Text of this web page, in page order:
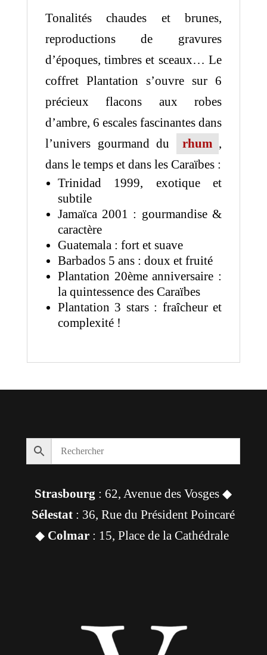
Tonalités chaudes et brunes,
reproductions de gravures
d’époques, timbres et sceaux… Le
coffret Plantation s’ouvre sur 6
précieux flacons aux robes
d’ambre, 6 escales fascinantes dans
l’univers gourmand du
rhum ,
dans le temps et dans les Caraïbes :
Trinidad 1999, exotique et
subtile
Jamaïca 2001 : gourmandise &
caractère
Guatemala : fort et suave
Barbados 5 ans : doux et fruité
Plantation 20ème anniversaire :
la quintessence des Caraïbes
Plantation 3 stars : fraîcheur et
complexité !
Strasbourg : 62, Avenue des Vosges ◆
Sélestat : 36, Rue du Président Poincaré
◆ Colmar: 15, Place de la Cathédrale